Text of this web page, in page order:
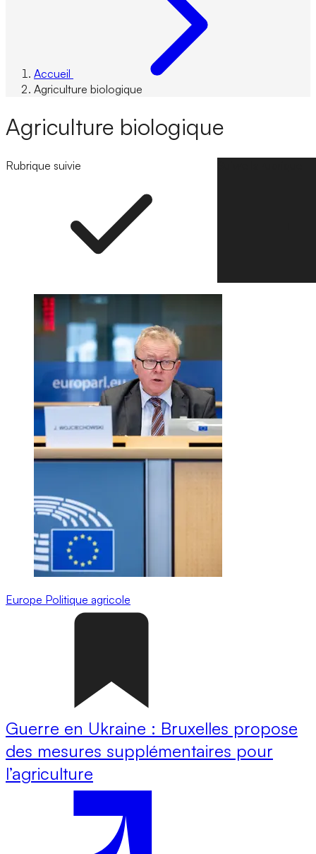
Accueil
Agriculture biologique
Agriculture biologique
Rubrique suivie
Europe Politique agricole
Guerre en Ukraine : Bruxelles propose
des mesures supplémentaires pour
l’agriculture